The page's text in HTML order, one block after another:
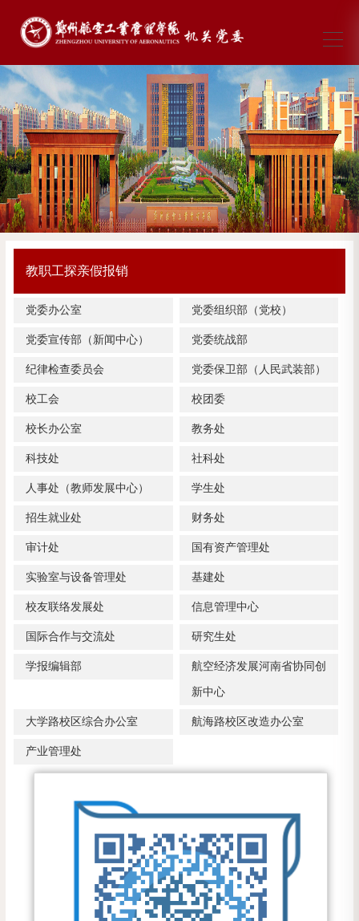
教职工探亲假报销
党委办公室 党委组织部（党校）
党委宣传部（新闻中心） 党委统战部
纪律检查委员会 党委保卫部（人民武装部）
校工会 校团委
校长办公室 教务处
科技处 社科处
人事处（教师发展中心） 学生处
招生就业处 财务处
审计处 国有资产管理处
实验室与设备管理处 基建处
校友联络发展处 信息管理中心
国际合作与交流处 研究生处
学报编辑部
航空经济发展河南省协同创
新中心
大学路校区综合办公室 航海路校区改造办公室
产业管理处